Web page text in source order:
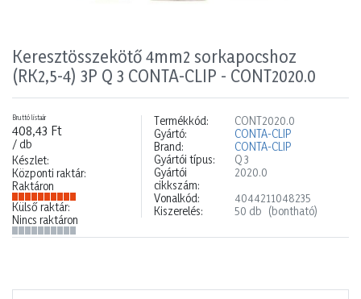
Keresztösszekötő 4mm2 sorkapocshoz
(RK2,5-4) 3P Q 3 CONTA-CLIP - CONT2020.0
Bruttó listaár
408,43 Ft
/ db
Készlet:
Központi raktár:
Raktáron
Külső raktár:
Nincs raktáron
Termékkód:
CONT2020.0
Gyártó:
CONTA-CLIP
Brand:
CONTA-CLIP
Gyártói típus:
Q 3
Gyártói
cikkszám:
2020.0
Vonalkód:
4044211048235
Kiszerelés:
50 db (bontható)